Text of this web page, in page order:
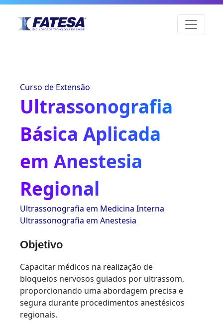
Curso de Extensão
Ultrassonografia
Básica Aplicada
em Anestesia
Regional
Ultrassonografia em Medicina Interna
Ultrassonografia em Anestesia
Objetivo
Capacitar médicos na realização de
bloqueios nervosos guiados por ultrassom,
proporcionando uma abordagem precisa e
segura durante procedimentos anestésicos
regionais.